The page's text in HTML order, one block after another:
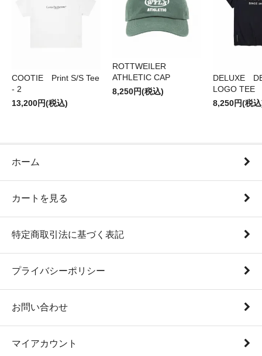
COOTIE Print S/S Tee
- 2
13,200円(税込)
ROTTWEILER
ATHLETIC CAP
8,250円(税込)
DELUXE
LOGO TEE
8,250円(税
ホーム
カートを見る
特定商取引法に基づく表記
プライバシーポリシー
お問い合わせ
マイアカウント